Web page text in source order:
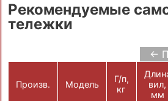
Рекомендуемые
тележки
←
Произв. Модель
Г/п,
кг
вил,
мм